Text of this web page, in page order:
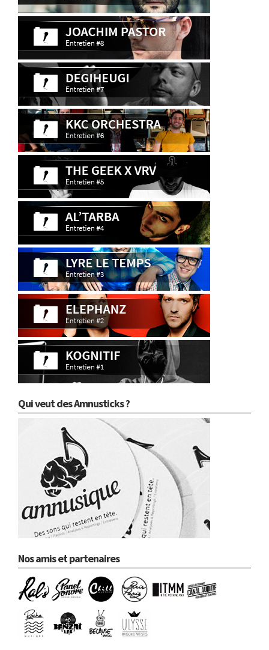
Qui veut des Amnusticks ?
Nos amis et partenaires